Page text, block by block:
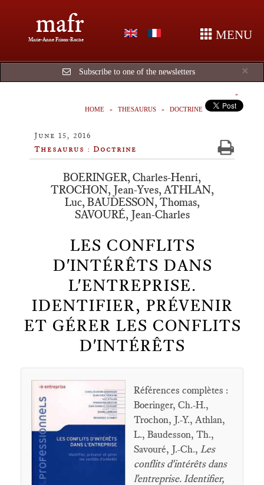
mafr
Marie-Anne Frison-Roche MENU
×
Subscribe to one of the newsletters
HOME THESAURUS DOCTRINE
June 15, 2016
Thesaurus : Doctrine
BOERINGER, Charles-Henri,
TROCHON, Jean-Yves, ATHLAN,
Luc, BAUDESSON, Thomas,
SAVOURÉ, Jean-Charles
LES CONFLITS
D'INTÉRÊTS DANS
L'ENTREPRISE.
IDENTIFIER, PRÉVENIR
ET GÉRER LES CONFLITS
D'INTÉRÊTS
Références complètes :
Boeringer, Ch.-H.,
Trochon, J.-Y., Athlan,
L., Baudesson, Th.,
Savouré, J.-Ch., Les
conflits d'intérêts dans
l'entreprise. Identifier,